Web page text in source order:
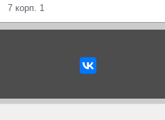
7 корп. 1